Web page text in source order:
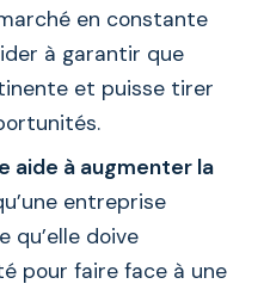
en constante
à garantir que
et puisse tirer
aide à augmenter la
entreprise
qu’elle doive
pour faire face à une